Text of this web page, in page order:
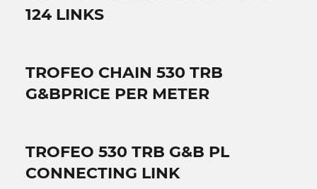
124 LINKS
TROFEO CHAIN 530 TRB
G&BPRICE PER METER
TROFEO 530 TRB G&B PL
CONNECTING LINK